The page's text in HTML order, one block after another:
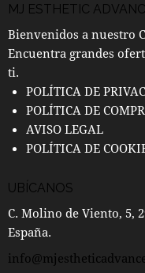
MJ ESTHETIC
Bienvenidos a nuestro
Encuentra grandes
ti.
POLÍTICA DE
POLÍTICA DE
AVISO LEGAL
POLÍTICA DE
UBÍCANOS
C. Molino de Viento, 5,
España.